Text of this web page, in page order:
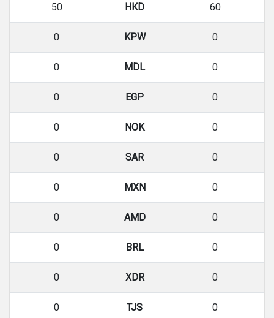
50 HKD 60
0 KPW 0
0 MDL 0
0 EGP 0
0 NOK 0
0 SAR 0
0 MXN 0
0 AMD 0
0 BRL 0
0 XDR 0
0 TJS 0